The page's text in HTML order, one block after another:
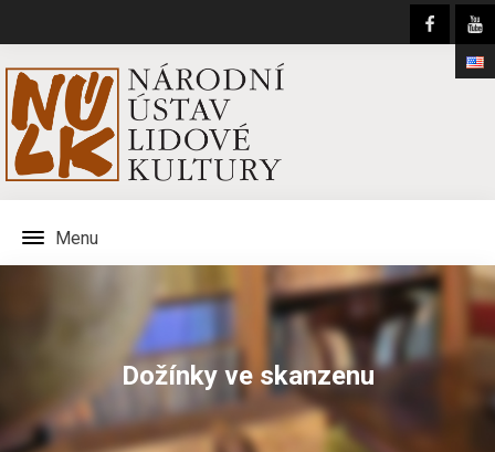
Menu
Dožínky ve skanzenu